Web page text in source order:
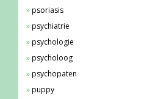
psoriasis
psychiatrie
psychologie
psycholoog
psychopaten
puppy